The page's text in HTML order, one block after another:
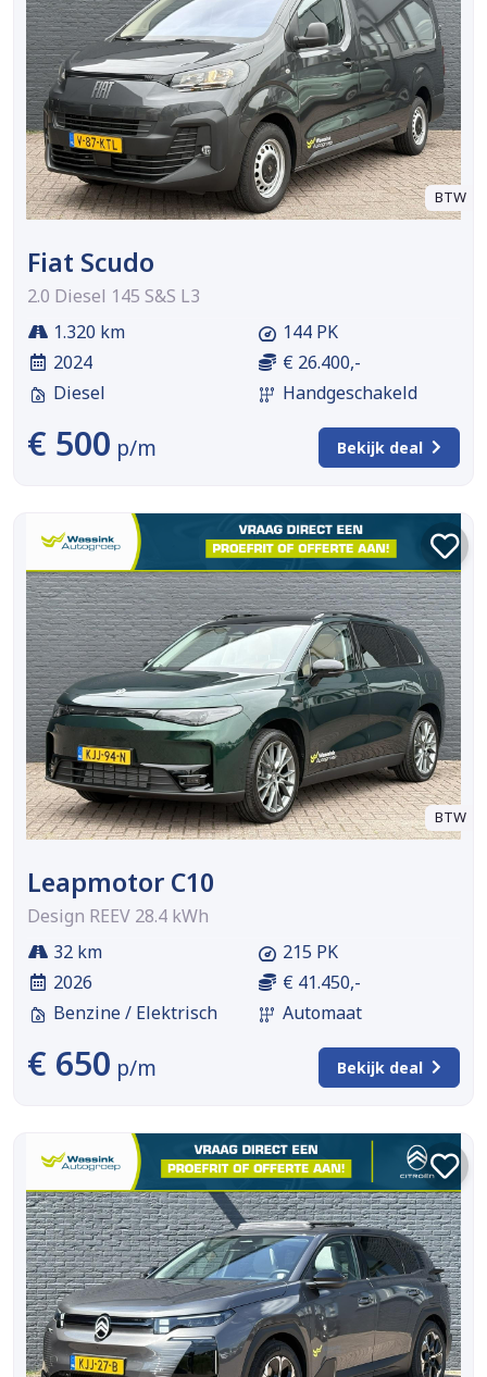
BTW
Fiat Scudo
2.0 Diesel 145 S&S L3
1.320 km
2024
Diesel
144 PK
€ 26.400,-
Handgeschakeld
€ 500 p/m Bekijk deal
BTW
Leapmotor C10
Design REEV 28.4 kWh
32 km
2026
Benzine / Elektrisch
215 PK
€ 41.450,-
Automaat
€ 650 p/m Bekijk deal